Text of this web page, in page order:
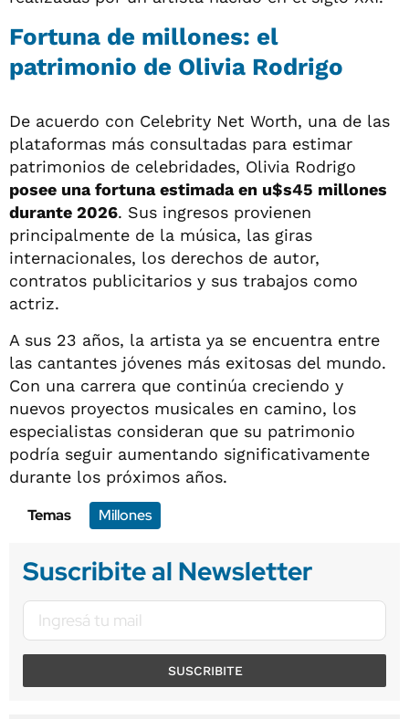
Fortuna de millones: el
patrimonio de Olivia Rodrigo
De acuerdo con Celebrity Net Worth, una de las
plataformas más consultadas para estimar
patrimonios de celebridades, Olivia Rodrigo
posee una fortuna estimada en u$s45 millones
durante 2026. Sus ingresos provienen
principalmente de la música, las giras
internacionales, los derechos de autor,
contratos publicitarios y sus trabajos como
actriz.
A sus 23 años, la artista ya se encuentra entre
las cantantes jóvenes más exitosas del mundo.
Con una carrera que continúa creciendo y
nuevos proyectos musicales en camino, los
especialistas consideran que su patrimonio
podría seguir aumentando significativamente
durante los próximos años.
Temas
Millones
Suscribite al Newsletter
SUSCRIBITE